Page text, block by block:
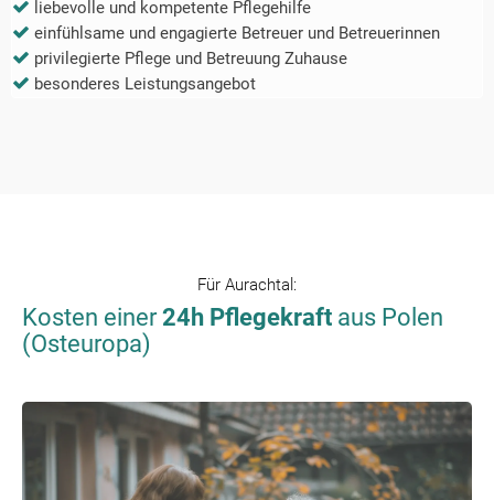
liebevolle und kompetente Pflegehilfe
einfühlsame und engagierte Betreuer und Betreuerinnen
privilegierte Pflege und Betreuung Zuhause
besonderes Leistungsangebot
Für Aurachtal :
Kosten einer24h Pflegekraft aus Polen
(Osteuropa)